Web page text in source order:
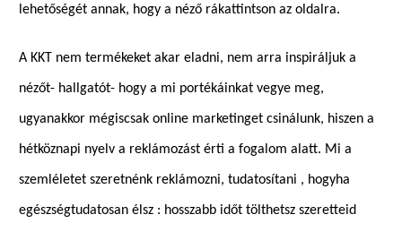
lehetőségét annak, hogy a néző rákattintson az oldalra.
A KKT nem termékeket akar eladni, nem arra inspiráljuk a
nézőt- hallgatót- hogy a mi portékáinkat vegye meg,
ugyanakkor mégiscsak online marketinget csinálunk, hiszen a
hétköznapi nyelv a reklámozást érti a fogalom alatt. Mi a
szemléletet szeretnénk reklámozni, tudatosítani , hogyha
egészségtudatosan élsz : hosszabb időt tölthetsz szeretteid